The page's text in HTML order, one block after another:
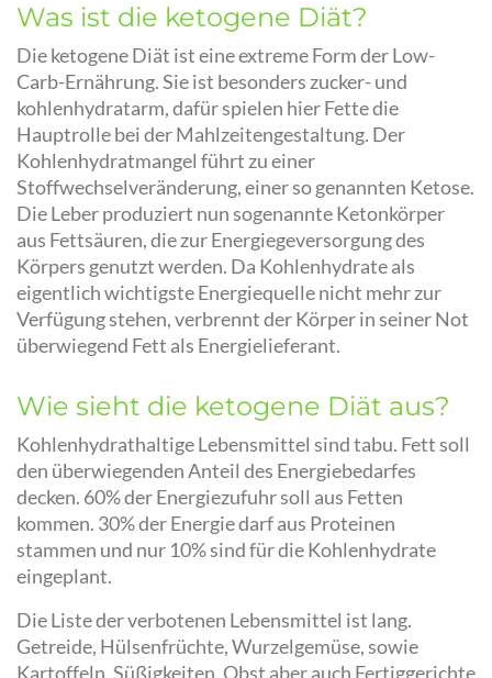
Was ist die ketogene Diät?
Die ketogene Diät ist eine extreme Form der Low-
Carb-Ernährung. Sie ist besonders zucker- und
kohlenhydratarm, dafür spielen hier Fette die
Hauptrolle bei der Mahlzeitengestaltung. Der
Kohlenhydratmangel führt zu einer
Stoffwechselveränderung, einer so genannten Ketose.
Die Leber produziert nun sogenannte Ketonkörper
aus Fettsäuren, die zur Energiegeversorgung des
Körpers genutzt werden. Da Kohlenhydrate als
eigentlich wichtigste Energiequelle nicht mehr zur
Verfügung stehen, verbrennt der Körper in seiner Not
überwiegend Fett als Energielieferant.
Wie sieht die ketogene Diät aus?
Kohlenhydrathaltige Lebensmittel sind tabu. Fett soll
den überwiegenden Anteil des Energiebedarfes
decken. 60% der Energiezufuhr soll aus Fetten
kommen. 30% der Energie darf aus Proteinen
stammen und nur 10% sind für die Kohlenhydrate
eingeplant.
Die Liste der verbotenen Lebensmittel ist lang.
Getreide, Hülsenfrüchte, Wurzelgemüse, sowie
Kartoffeln, Süßigkeiten, Obst aber auch Fertiggerichte